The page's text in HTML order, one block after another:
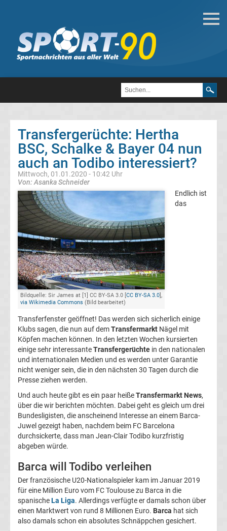
Deutsche
Transfergerüchte
FC
Heidenheim
1846
Transfergerüchte
1.
FC
Kaiserslautern
Transfergerüchte
1.
FC
Köln
Transfergerüchte
1.
FC
Magdeburg
Transfergerüchte
1.
Transfergerüchte: Hertha
BSC, Schalke & Bayer 04 nun
auch an Todibo interessiert?
Mittwoch, 01.01.2020 - 10:42 Uhr
Von: Asanka Schneider
Bildquelle: Sir James at [1] CC BY-SA 3.0 [CC BY-SA 3.0],
via Wikimedia Commons (Bild bearbeitet)
Endlich ist
das
Transferfenster geöffnet! Das werden sich sicherlich einige
Klubs sagen, die nun auf demTransfermarkt Nägel mit
Köpfen machen können. In den letzten Wochen kursierten
einige sehr interessanteTransfergerüchte in den nationalen
und internationalen Medien und es werden unter Garantie
nicht weniger sein, die in den nächsten 30 Tagen durch die
Presse ziehen werden.
Und auch heute gibt es ein paar heißeTransfermarkt News,
über die wir berichten möchten. Dabei geht es gleich um drei
Bundesligisten, die anscheinend Interesse an einem Barca-
Juwel gezeigt haben, nachdem beim FC Barcelona
durchsickerte, dass man Jean-Clair Todibo kurzfristig
abgeben würde.
Barca will Todibo verleihen
Der französische U20-Nationalspieler kam im Januar 2019
für eine Million Euro vom FC Toulouse zu Barca in die
spanischeLa Liga. Allerdings verfügte er damals schon über
einen Marktwert von rund 8 Millionen Euro. Barca hat sich
also damals schon ein absolutes Schnäppchen gesichert.